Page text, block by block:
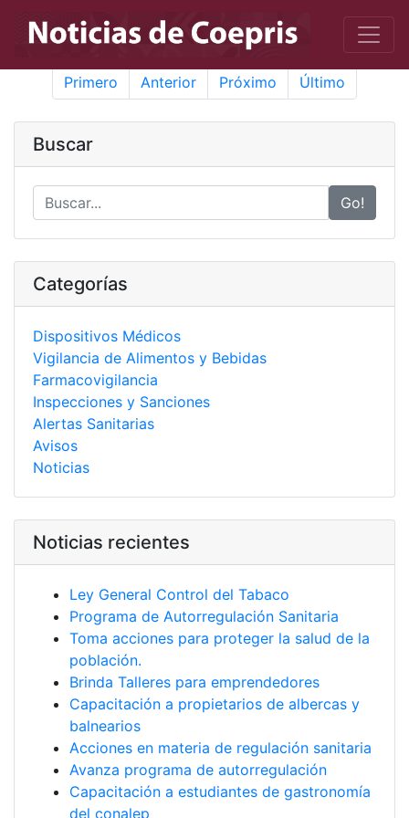
Primero Anterior Próximo Último
Buscar
Go!
Categorías
Dispositivos Médicos
Vigilancia de Alimentos y Bebidas
Farmacovigilancia
Inspecciones y Sanciones
Alertas Sanitarias
Avisos
Noticias
Noticias recientes
Ley General Control del Tabaco
Programa de Autorregulación Sanitaria
Toma acciones para proteger la salud de la
población.
Brinda Talleres para emprendedores
Capacitación a propietarios de albercas y
balnearios
Acciones en materia de regulación sanitaria
Avanza programa de autorregulación
Capacitación a estudiantes de gastronomía
del conalep